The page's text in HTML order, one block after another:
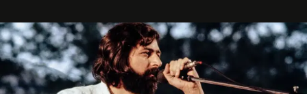
uno dei documenti più contemporanei che abbiamo.